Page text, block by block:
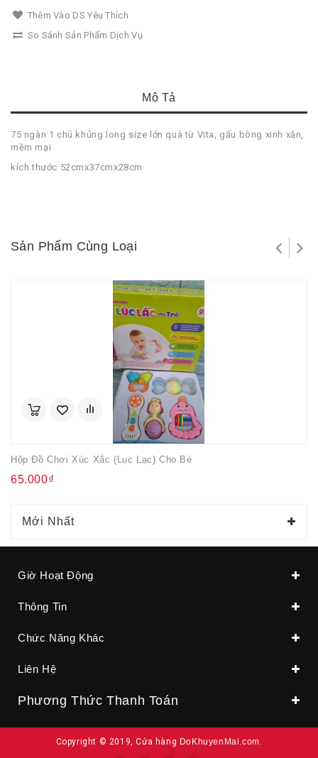
Thêm Vào DS Yêu Thích
So Sánh Sản Phẩm Dịch Vụ
Mô Tả
75 ngàn 1 chú khủng long size lớn quà từ Vita, gấu bông xinh xắn,
mềm mại
kích thước 52cmx37cmx28cm
Sản Phẩm Cùng Loại
Hộp Đồ Chơi Xúc Xắc (lục Lạc) Cho Bé
65.000₫
Mới Nhất
Giờ Hoạt Động
Thông Tin
Chức Năng Khác
Liên Hệ
Phương Thức Thanh Toán
Copyright © 2019, Cửa hàng DoKhuyenMai.com